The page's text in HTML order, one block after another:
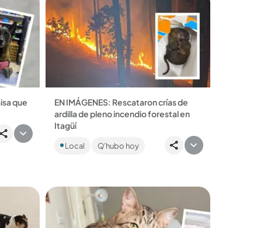
que
EN IMÁGENES: Rescataron crías de
ardilla de pleno incendio forestal en
Itagüí
Sucedió en zona rural del municipio.
Las autoridades recordaron la
importancia de cuidar los ecosistemas
Local Q'hubo hoy